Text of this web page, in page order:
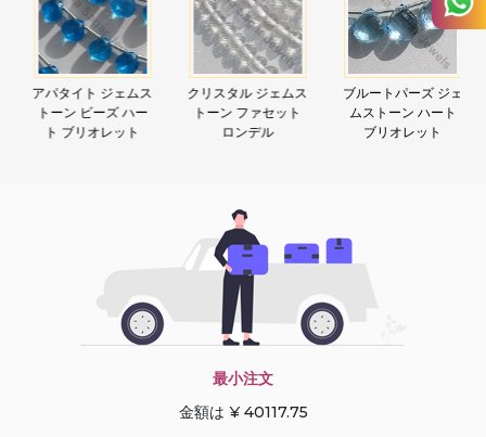
アパタイト ジェムス
トーン ビーズ ハー
ト ブリオレット
クリスタル ジェムス
トーン ファセット
ロンデル
ブルートパーズ ジェ
ムストーン ハート
ブリオレット
最小注文
金額は ¥ 40117.75